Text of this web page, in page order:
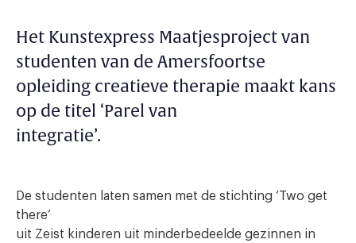
Het Kunstexpress Maatjesproject van
studenten van de Amersfoortse
opleiding creatieve therapie maakt kans
op de titel ‘Parel van
integratie’.
De studenten laten samen met de stichting ‘Two get
there’
uit Zeist kinderen uit minderbedeelde gezinnen in